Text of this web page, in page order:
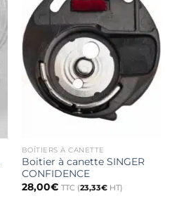
BOÎTIERS À CANETTE
Boitier à canette SINGER
CONFIDENCE
28,00€ TTC (23,33€HT)